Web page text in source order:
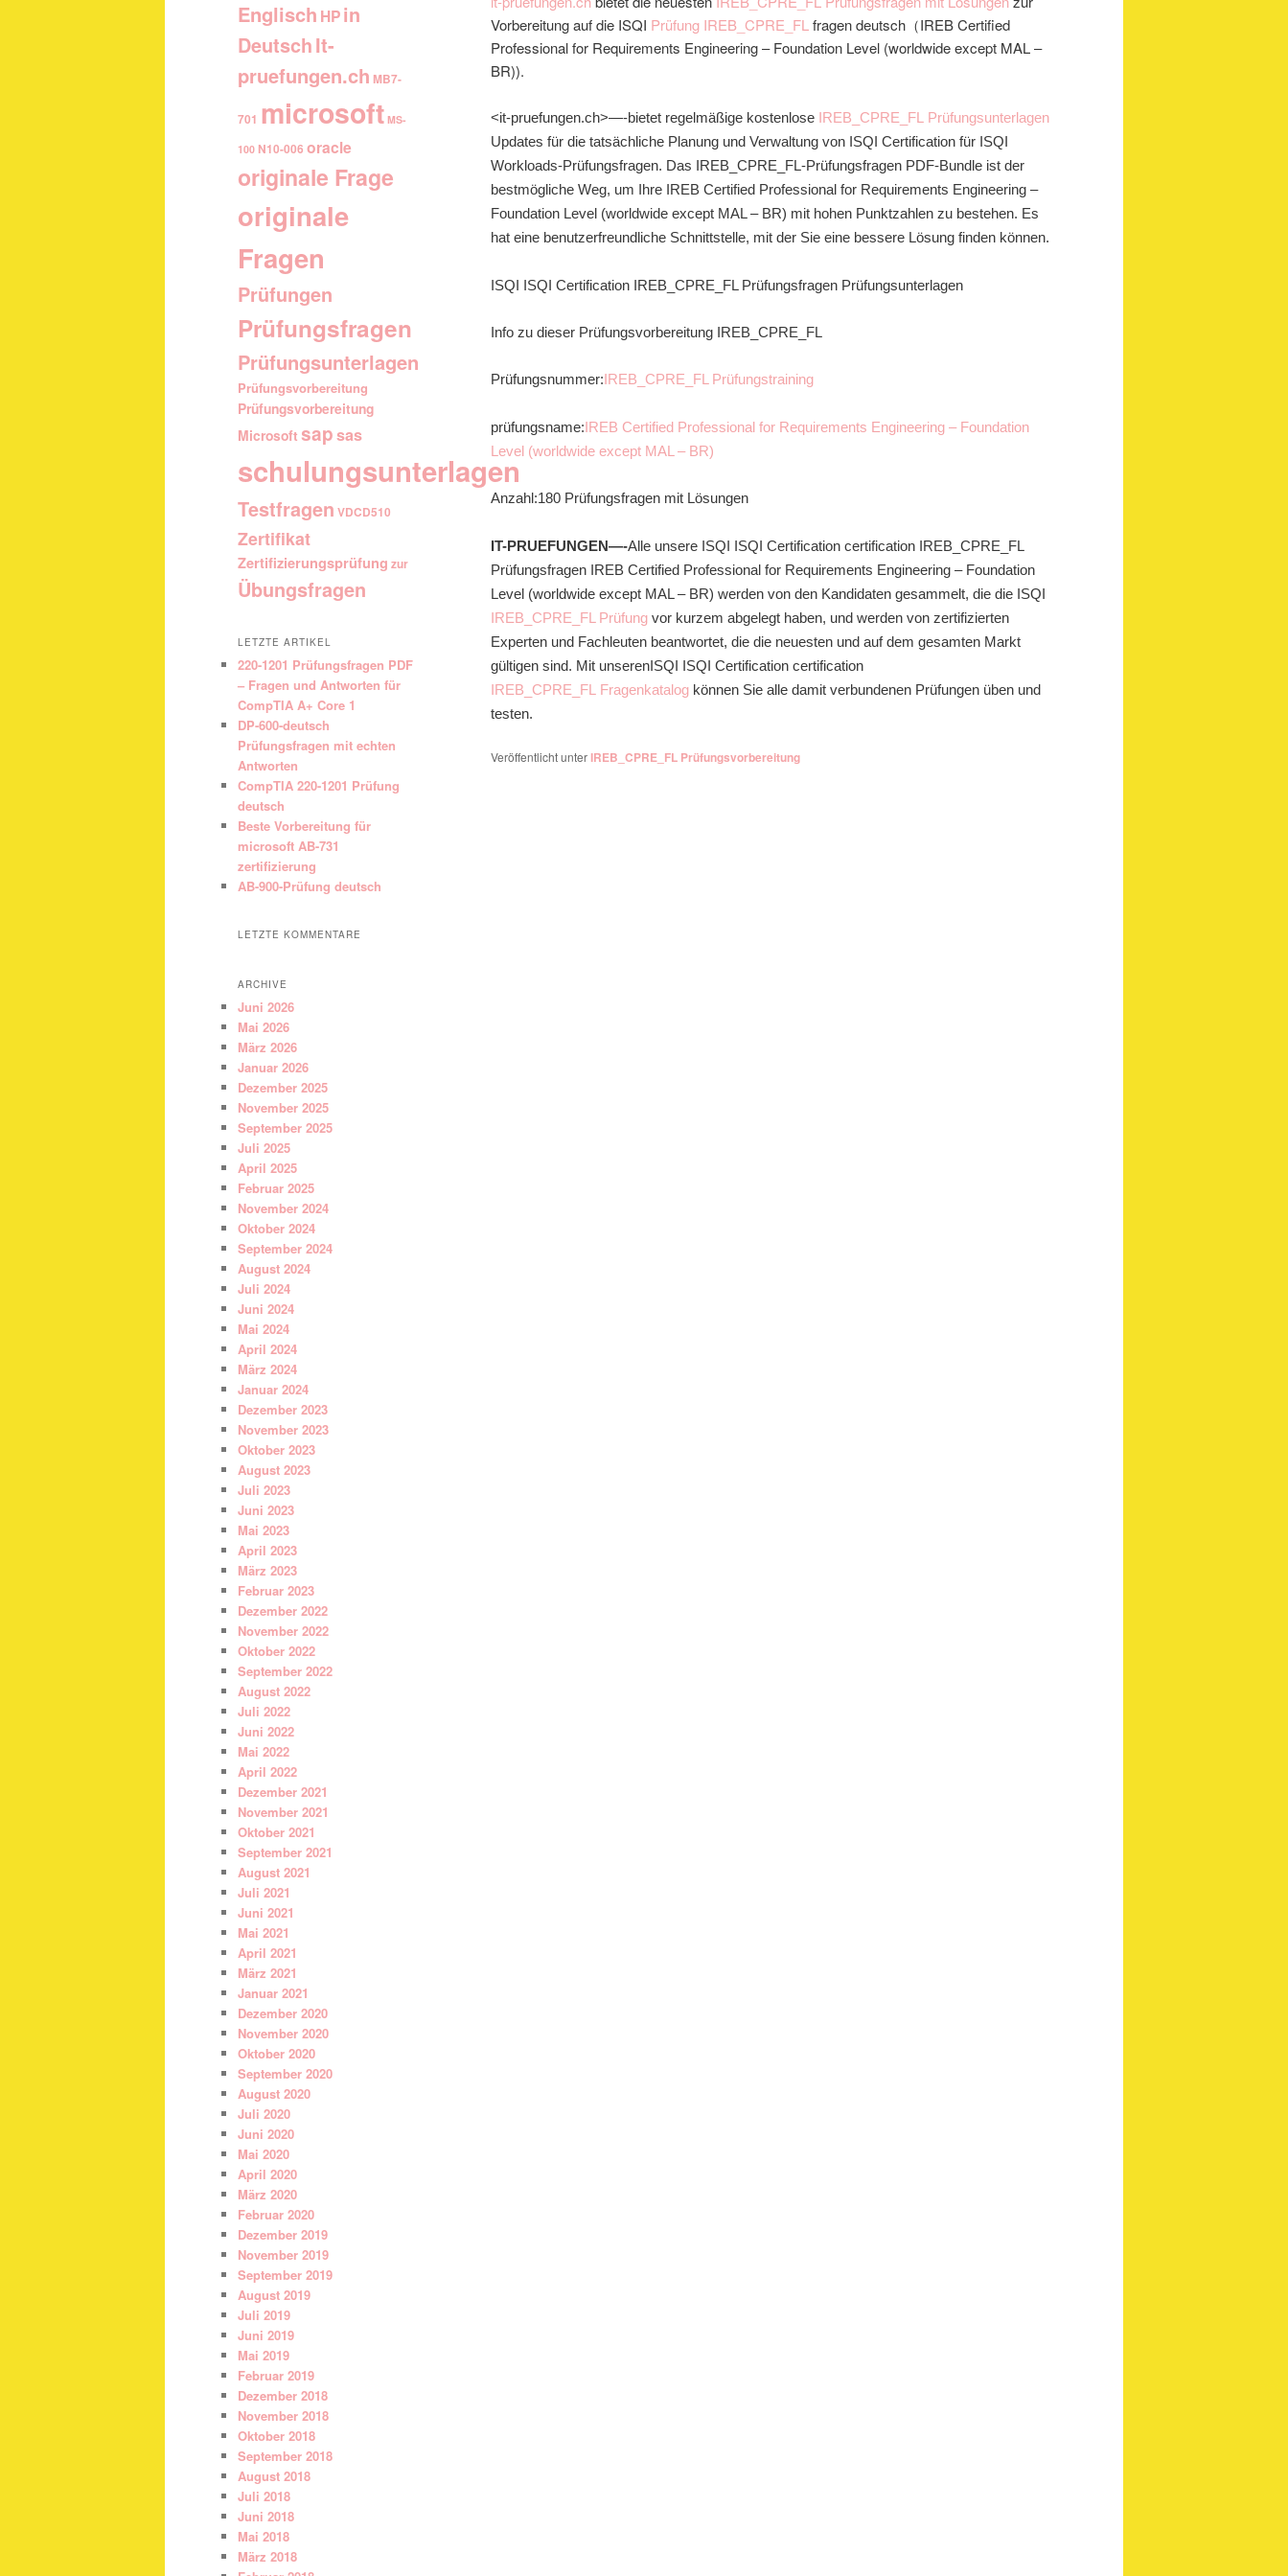
Vorbereitung auf die ISQI Prüfung IREB_CPRE_FL fragen deutsch（IREB Certified
Professional for Requirements Engineering – Foundation Level (worldwide except MAL –
BR)).
<it-pruefungen.ch>—-bietet regelmäßige kostenlose IREB_CPRE_FL Prüfungsunterlagen
Updates für die tatsächliche Planung und Verwaltung von ISQI Certification für ISQI
Workloads-Prüfungsfragen. Das IREB_CPRE_FL-Prüfungsfragen PDF-Bundle ist der
bestmögliche Weg, um Ihre IREB Certified Professional for Requirements Engineering –
Foundation Level (worldwide except MAL – BR) mit hohen Punktzahlen zu bestehen. Es
hat eine benutzerfreundliche Schnittstelle, mit der Sie eine bessere Lösung finden können.
ISQI ISQI Certification IREB_CPRE_FL Prüfungsfragen Prüfungsunterlagen
Info zu dieser Prüfungsvorbereitung IREB_CPRE_FL
Prüfungsnummer: IREB_CPRE_FL Prüfungstraining
prüfungsname:IREB Certified Professional for Requirements Engineering – Foundation
Level (worldwide except MAL – BR)
Anzahl:180 Prüfungsfragen mit Lösungen
IT-PRUEFUNGEN—-Alle unsere ISQI ISQI Certification certification IREB_CPRE_FL
Prüfungsfragen IREB Certified Professional for Requirements Engineering – Foundation
Level (worldwide except MAL – BR) werden von den Kandidaten gesammelt, die die ISQI
IREB_CPRE_FL Prüfung vor kurzem abgelegt haben, und werden von zertifizierten
Experten und Fachleuten beantwortet, die die neuesten und auf dem gesamten Markt
gültigen sind. Mit unserenISQI ISQI Certification certification
IREB_CPRE_FL Fragenkatalog können Sie alle damit verbundenen Prüfungen üben und
testen.
Veröffentlicht unter IREB_CPRE_FL Prüfungsvorbereitung
Englisch HPin
DeutschIt-
pruefungen.ch MB7-
701 microsoft MS-
100 N10-006 oracle
originale Frage
originale
Fragen
Prüfungen
Prüfungsfragen
Prüfungsunterlagen
Prüfungsvorbereitung
Prüfungsvorbereitung
Microsoft sapsas
schulungsunterlagen
Testfragen VDCD510
Zertifikat
Zertifizierungsprüfung zur
Übungsfragen
LETZTE ARTIKEL
220-1201 Prüfungsfragen PDF
– Fragen und Antworten für
CompTIA A+ Core 1
DP-600-deutsch
Prüfungsfragen mit echten
Antworten
CompTIA 220-1201 Prüfung
deutsch
Beste Vorbereitung für
microsoft AB-731
zertifizierung
AB-900-Prüfung deutsch
LETZTE KOMMENTARE
ARCHIVE
Juni 2026
Mai 2026
März 2026
Januar 2026
Dezember 2025
November 2025
September 2025
Juli 2025
April 2025
Februar 2025
November 2024
Oktober 2024
September 2024
August 2024
Juli 2024
Juni 2024
Mai 2024
April 2024
März 2024
Januar 2024
Dezember 2023
November 2023
Oktober 2023
August 2023
Juli 2023
Juni 2023
Mai 2023
April 2023
März 2023
Februar 2023
Dezember 2022
November 2022
Oktober 2022
September 2022
August 2022
Juli 2022
Juni 2022
Mai 2022
April 2022
Dezember 2021
November 2021
Oktober 2021
September 2021
August 2021
Juli 2021
Juni 2021
Mai 2021
April 2021
März 2021
Januar 2021
Dezember 2020
November 2020
Oktober 2020
September 2020
August 2020
Juli 2020
Juni 2020
Mai 2020
April 2020
März 2020
Februar 2020
Dezember 2019
November 2019
September 2019
August 2019
Juli 2019
Juni 2019
Mai 2019
Februar 2019
Dezember 2018
November 2018
Oktober 2018
September 2018
August 2018
Juli 2018
Juni 2018
Mai 2018
März 2018